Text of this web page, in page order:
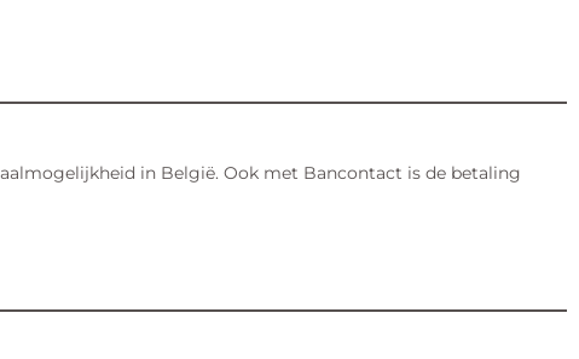
in België. Ook met Bancontact is de betaling